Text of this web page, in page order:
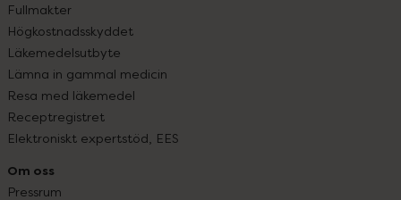
Fullmakter
Högkostnadsskyddet
Läkemedelsutbyte
Lämna in gammal medicin
Resa med läkemedel
Receptregistret
Elektroniskt expertstöd, EES
Om oss
Pressrum